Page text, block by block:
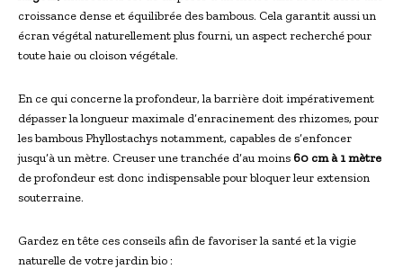
croissance dense et équilibrée des bambous. Cela garantit aussi un
écran végétal naturellement plus fourni, un aspect recherché pour
toute haie ou cloison végétale.
En ce qui concerne la profondeur, la barrière doit impérativement
dépasser la longueur maximale d’enracinement des rhizomes, pour
les bambous Phyllostachys notamment, capables de s’enfoncer
jusqu’à un mètre. Creuser une tranchée d’au moins 60 cm à 1 mètre
de profondeur est donc indispensable pour bloquer leur extension
souterraine.
Gardez en tête ces conseils afin de favoriser la santé et la vigie
naturelle de votre jardin bio :